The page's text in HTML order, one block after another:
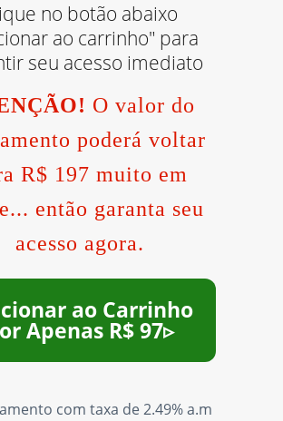
no botão abaixo
ao carrinho" para
seu acesso imediato
O valor do
poderá voltar
R$ 197 muito em
então garanta seu
acesso agora.
ao Carrinho
Apenas R$ 97▹
com taxa de 2.49% a.m